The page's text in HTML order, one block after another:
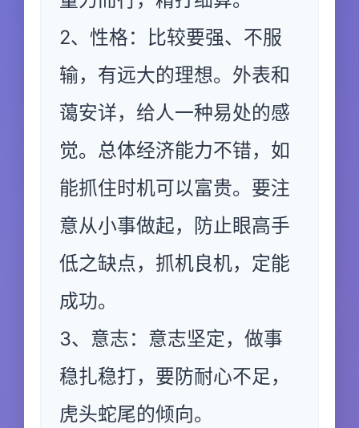
2、性格：比较要强、不服
输，有远大的理想。外表和
蔼安详，给人一种易处的感
觉。总体经济能力不错，如
能抓住时机可以富贵。要注
意从小事做起，防止眼高手
低之缺点，抓机良机，定能
成功。
3、意志：意志坚定，做事
稳扎稳打，要防耐心不足，
虎头蛇尾的倾向。